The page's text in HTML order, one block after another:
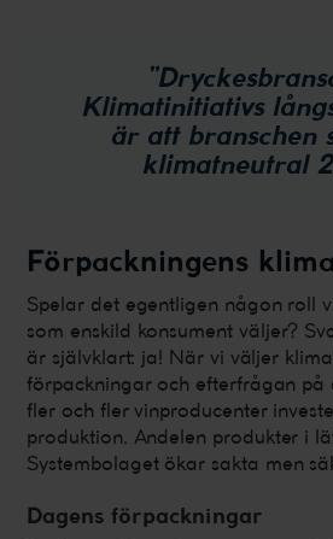
Klimatinitiativs
är att branschen
klimatneutral
Förpackningens
Spelar det egentligen någon roll
som enskild konsument väljer?
är självklart: ja! När vi väljer
förpackningar och efterfrågan på
fler och fler vinproducenter
produktion. Andelen produkter i
Systembolaget ökar sakta men
Dagens förpackningar